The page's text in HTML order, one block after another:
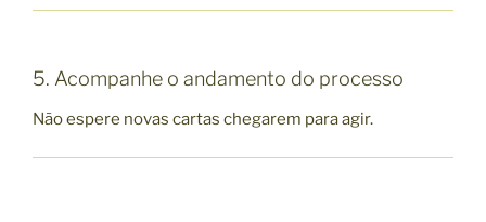
5. Acompanhe o andamento do processo
Não espere novas cartas chegarem para agir.